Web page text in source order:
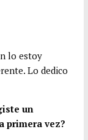
lo estoy
Lo dedico
un
primera vez?